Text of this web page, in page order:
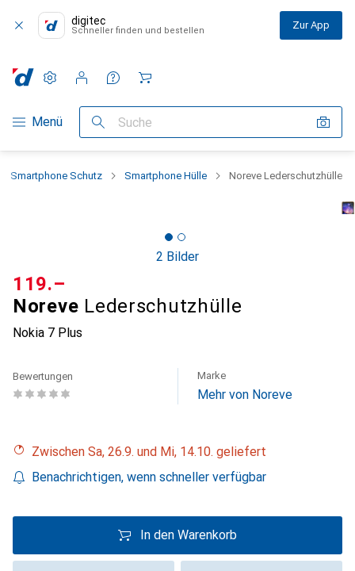
digitec
Schneller finden und bestellen Zur App
Navigation nach Kategorien
Menü Suche
Einstellungen
Kundenkonto
Vergleichslisten
Merklisten
Warenkorb
Smartphone Schutz Smartphone Hülle Noreve Lederschutzhülle
2 Bilder
Noreve Lederschutzhülle
Nokia 7 Plus
CHF
119.–
Bewertungen Marke
Mehr von Noreve
Zwischen Sa, 26.9. und Mi, 14.10. geliefert
Benachrichtigen, wenn schneller verfügbar
In den Warenkorb